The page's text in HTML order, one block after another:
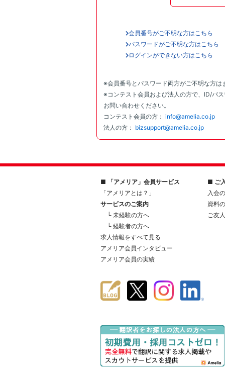
会員番号がご不明な方はこちら
パスワードがご不明な方はこちら
ログインができない方はこちら
※会員番号とパスワード両方がご不明な方
※コンテスト会員および法人の方で、ID/パ
お問い合わせください。
コンテスト会員の方： info@amelia.co.jp
法人の方： bizsupport@amelia.co.jp
■ 「アメリア」会員サービス
「アメリアとは？」
サービスのご案内
└ 未経験の方へ
└ 経験者の方へ
求人情報をすべて見る
アメリア会員インタビュー
アメリア会員の実績
■ ご
入会
資料
ご友